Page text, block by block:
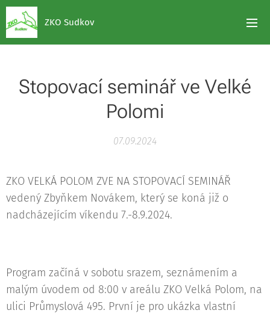
ZKO Sudkov
Stopovací seminář ve Velké
Polomi
07.09.2024
ZKO VELKÁ POLOM ZVE NA STOPOVACÍ SEMINÁŘ
vedený Zbyňkem Novákem, který se koná již o
nadcházejícím víkendu 7.-8.9.2024.
Program začíná v sobotu srazem, seznámením a
malým úvodem od 8:00 v areálu ZKO Velká Polom, na
ulici Průmyslová 495. První je pro ukázka vlastní